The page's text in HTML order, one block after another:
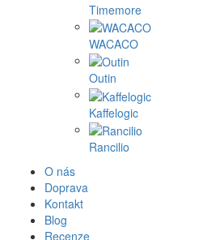
Timemore
WACACO
Outin
Kaffelogic
Rancilio
O nás
Doprava
Kontakt
Blog
Recenze